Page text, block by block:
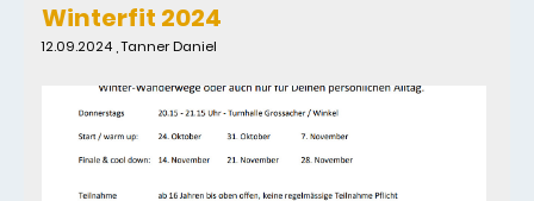
Winterfit 2024
12.09.2024 , Tanner Daniel